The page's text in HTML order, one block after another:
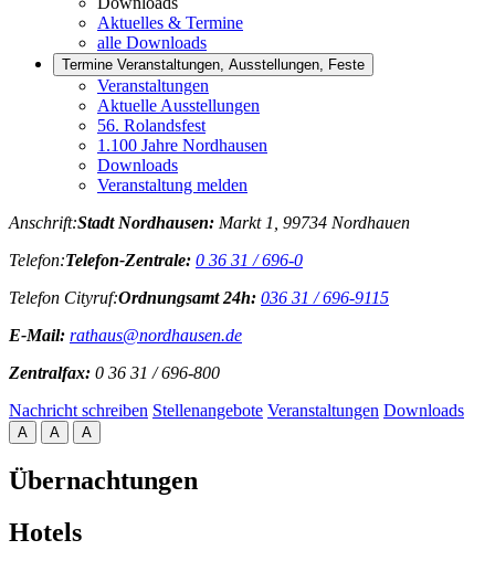
Aktuelles & Termine
alle Downloads
Termine Veranstaltungen, Ausstellungen, Feste
Veranstaltungen
Aktuelle Ausstellungen
56. Rolandsfest
1.100 Jahre Nordhausen
Downloads
Veranstaltung melden
Anschrift:Stadt Nordhausen: Markt 1, 99734 Nordhauen
Telefon:Telefon-Zentrale: 0 36 31 / 696-0
Telefon Cityruf:Ordnungsamt 24h: 036 31 / 696-9115
E-Mail: rathaus@nordhausen.de
Zentralfax: 0 36 31 / 696-800
Nachricht schreiben Stellenangebote Veranstaltungen Downloads
A A A
Übernachtungen
Hotels